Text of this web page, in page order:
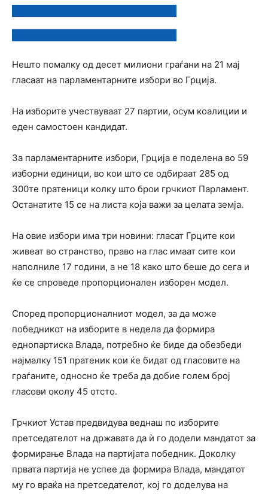
Нешто помалку од десет милиони граѓани на 21 мај
гласаат на парламентарните избори во Грција.
На изборите учествуваат 27 партии, осум коалиции и
еден самостоен кандидат.
За парламентарните избори, Грција е поделена во 59
изборни единици, во кои што се одбираат 285 од
300те пратеници колку што брои грчкиот Парламент.
Останатите 15 се на листа која важи за целата земја.
На овие избори има три новини: гласат Грците кои
живеат во странство, право на глас имаат сите кои
наполниле 17 години, а не 18 како што беше до сега и
ќе се спроведе пропорционален изборен модел.
Според пропорционалниот модел, за да може
победникот на изборите в недела да формира
еднопартиска Влада, потребно ќе биде да обезбеди
најмалку 151 пратеник кои ќе бидат од гласовите на
граѓаните, односно ќе треба да добие голем број
гласови околу 45 отсто.
Грчкиот Устав предвидува веднаш по изборите
претседателот на државата да ѝ го додели мандатот за
формирање Влада на партијата победник. Доколку
првата партија не успее да формира Влада, мандатот
му го враќа на претседателот, кој го доделува на